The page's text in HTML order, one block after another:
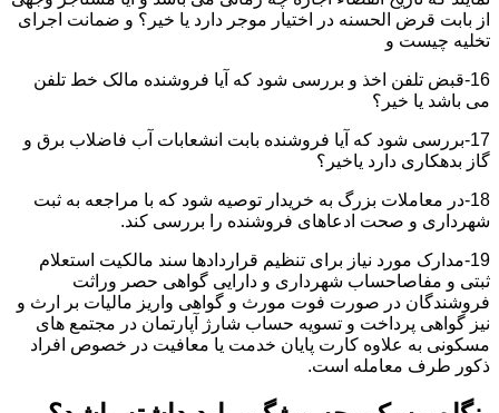
از بابت قرض الحسنه در اختیار موجر دارد یا خیر؟ و ضمانت اجرای
تخلیه چیست و
16-قبض تلفن اخذ و بررسی شود که آیا فروشنده مالک خط تلفن
می باشد یا خیر؟
17-بررسی شود که آیا فروشنده بابت انشعابات آب فاضلاب برق و
گاز بدهکاری دارد یاخیر؟
18-در معاملات بزرگ به خریدار توصیه شود که با مراجعه به ثبت
شهرداری و صحت ادعاهای فروشنده را بررسی کند.
19-مدارک مورد نیاز برای تنظیم قراردادها سند مالکیت استعلام
ثبتی و مفاصاحساب شهرداری و دارایی گواهی حصر وراثت
فروشندگان در صورت فوت مورث و گواهی واریز مالیات بر ارث و
نیز گواهی پرداخت و تسویه حساب شارژ آپارتمان در مجتمع های
مسکونی به علاوه کارت پایان خدمت یا معافیت در خصوص افراد
ذکور طرف معامله است.